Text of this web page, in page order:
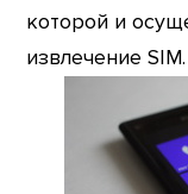
которой и
извлечение SIM.